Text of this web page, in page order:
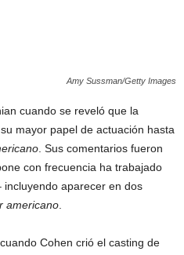
Amy Sussman/Getty Images
cuando se reveló que la
mayor papel de actuación hasta
. Sus comentarios fueron
con frecuencia ha trabajado
incluyendo aparecer en dos
americano
Cohen crió el casting de